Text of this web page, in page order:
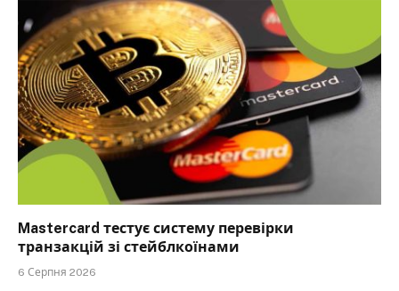
Mastercard тестує систему перевірки
транзакцій зі стейблкоїнами
6 Серпня 2026